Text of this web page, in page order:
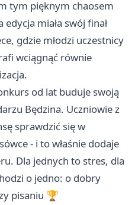
tym pięknym chaosem
miała swój finał
gdzie młodzi uczestnicy
wciągnąć równie
od lat buduje swoją
Będzina. Uczniowie z
sprawdzić się w
- i to właśnie dodaje
Dla jednych to stres, dla
o jedno: o dobry
pisaniu 🏆